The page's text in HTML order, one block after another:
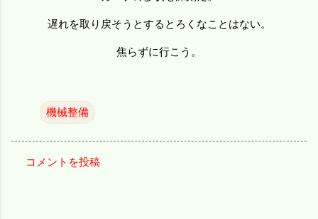
遅れを取り戻そうとするとろくなことはない。
焦らずに行こう。
機械整備
コメントを投稿